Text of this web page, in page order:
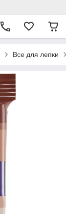
Все для лепки